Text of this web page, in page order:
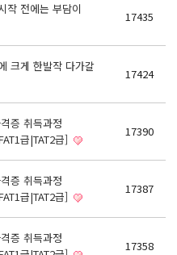
작 전에는 부담이
17435
크게 한발작 다가갈
17424
증 취득과정
급|TAT2급]
17390
증 취득과정
급|TAT2급]
17387
증 취득과정
17358
과정